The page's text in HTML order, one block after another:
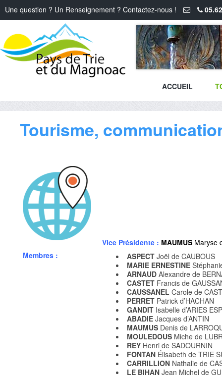
Une question ? Un Renseignement ? Contactez-nous !
ACCUEIL
Tourisme,
Vice Présidente : MAUMUS Maryse
Membres :
ASPECT Joël de CAUBOUS
MARIE ERNESTINE
ARNAUD Alexandre de
CASTET Francis de
CAUSSANEL Carole de
PERRET Patrick d’HACHAN
GANDIT Isabelle d’ARIES
ABADIE Jacques d’ANTIN
MAUMUS Denis de
MOULEDOUS Miche de
REY Henri de SADOURNIN
FONTAN Élisabeth de TRIE
CARRILLION Nathalie de
LE BIHAN Jean Michel de